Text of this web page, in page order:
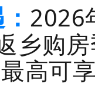
2026
乡购
高可